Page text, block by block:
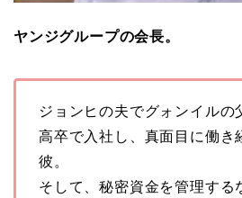
ヤンジグループの会長。
ジョンヒの夫でグォンイルの
高卒で入社し、真面目に働き
彼。
そして、秘密資金を管理する